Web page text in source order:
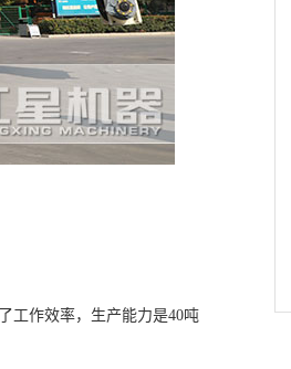
工作效率，生产能力是40吨